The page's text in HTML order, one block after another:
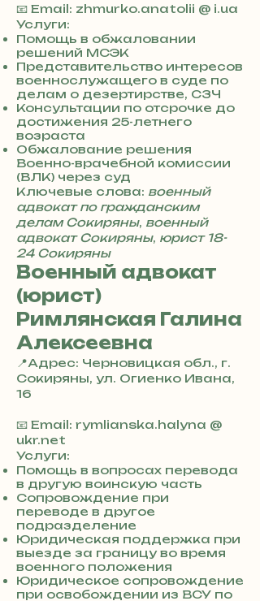
3
8
0
7
3
0
4
8
5
7
8
4
📧 Email: zhmurko.anatolii @ i.ua
Услуги:
Помощь в обжаловании
решений МСЭК
Представительство интересов
военнослужащего в суде по
делам о дезертирстве, СЗЧ
Консультации по отсрочке до
достижения 25-летнего
возраста
Обжалование решения
Военно-врачебной комиссии
(ВЛК) через суд
Ключевые слова: военный
адвокат по гражданским
делам Сокиряны, военный
адвокат Сокиряны, юрист 18-
24 Сокиряны
Военный адвокат
(юрист)
Римлянская Галина
Алексеевна
📍Адрес: Черновицкая обл., г.
Сокиряны, ул. Огиенко Ивана,
16
3
8
0
7
3
0
4
8
5
7
8
4
📧 Email: rymlianska.halyna @
ukr.net
Услуги:
Помощь в вопросах перевода
в другую воинскую часть
Сопровождение при
переводе в другое
подразделение
Юридическая поддержка при
выезде за границу во время
военного положения
Юридическое сопровождение
при освобождении из ВСУ по